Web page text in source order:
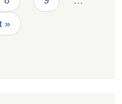
»